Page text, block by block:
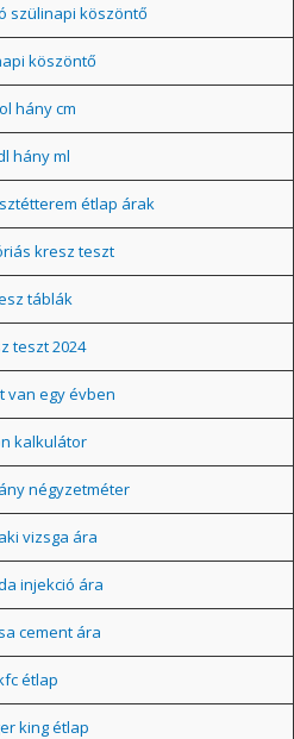
szülinapi köszöntő
köszöntő
hány cm
hány ml
étlap árak
kresz teszt
táblák
teszt 2024
van egy évben
kalkulátor
négyzetméter
vizsga ára
injekció ára
cement ára
étlap
king étlap